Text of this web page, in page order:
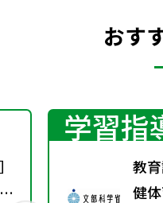
おす
学習指
教
健